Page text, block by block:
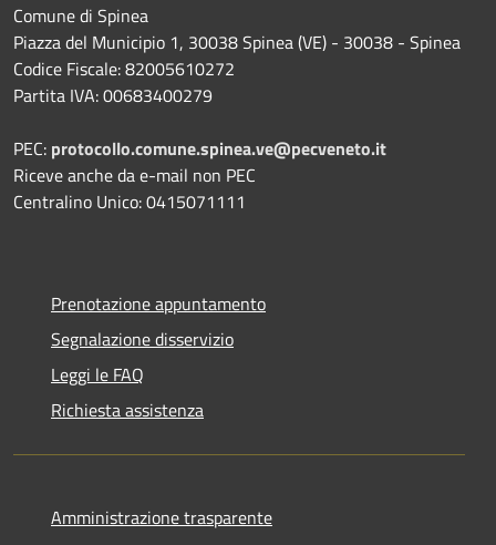
Comune di Spinea
Piazza del Municipio 1, 30038 Spinea (VE) - 30038 - Spinea
Codice Fiscale: 82005610272
Partita IVA: 00683400279
PEC: protocollo.comune.spinea.ve@pecveneto.it
Riceve anche da e-mail non PEC
Centralino Unico: 0415071111
Prenotazione appuntamento
Segnalazione disservizio
Leggi le FAQ
Richiesta assistenza
Amministrazione trasparente